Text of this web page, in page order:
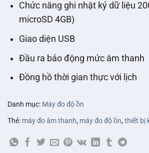
Chức năng ghi nhật ký dữ liệu
microSD 4GB)
Giao diện USB
Đầu ra báo động mức âm thanh
Đồng hồ thời gian thực với lịch
Danh mục: Máy đo độ ồn
Thẻ: máy đo âm thanh, máy đo độ ồn,thiết bị